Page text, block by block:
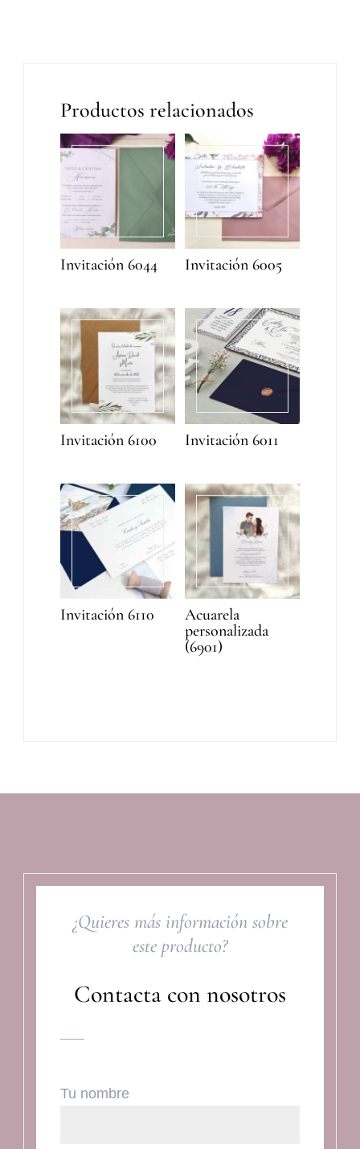
Productos relacionados
Invitación 6044 Invitación 6005
Invitación 6100 Invitación 6011
Invitación 6110
Acuarela
personalizada
(6901)
¿Quieres más información sobre
este producto?
Contacta con nosotros
Tu nombre